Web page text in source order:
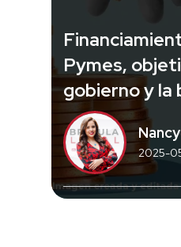
Pymes,
gobierno y la
2025-